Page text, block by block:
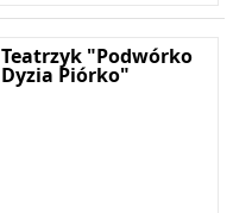
Teatrzyk "Podwórko
Dyzia Piórko"